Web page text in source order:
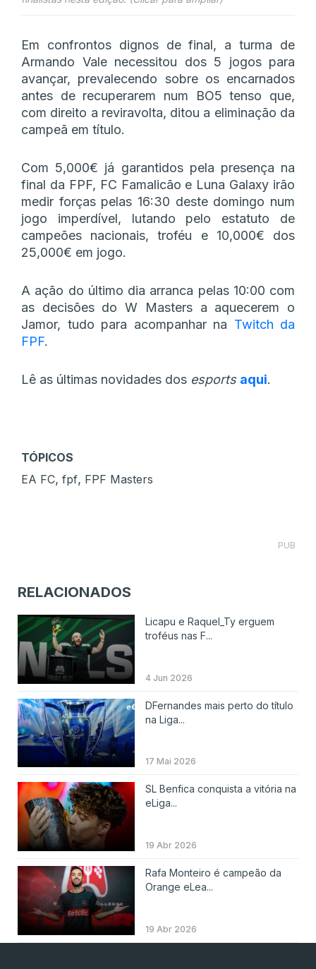
Em confrontos dignos de final, a turma de
Armando Vale necessitou dos 5 jogos para
avançar, prevalecendo sobre os encarnados
antes de recuperarem num BO5 tenso que,
com direito a reviravolta, ditou a eliminação da
campeã em título.
Com 5,000€ já garantidos pela presença na
final da FPF, FC Famalicão e Luna Galaxy irão
medir forças pelas 16:30 deste domingo num
jogo imperdível, lutando pelo estatuto de
campeões nacionais, troféu e 10,000€ dos
25,000€ em jogo.
A ação do último dia arranca pelas 10:00 com
as decisões do W Masters a aquecerem o
Jamor, tudo para acompanhar na Twitch da
FPF.
Lê as últimas novidades dos esports aqui.
TÓPICOS
EA FC, fpf, FPF Masters
PUB
RELACIONADOS
Licapu e Raquel_Ty erguem
troféus nas F...
4 Jun 2026
DFernandes mais perto do título
na Liga...
17 Mai 2026
SL Benfica conquista a vitória na
eLiga...
19 Abr 2026
Rafa Monteiro é campeão da
Orange eLea...
19 Abr 2026